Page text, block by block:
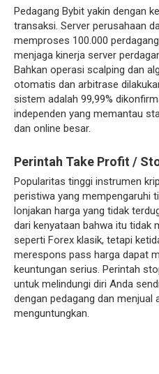
Pedagang Bybit yakin dengan
transaksi. Server perusahaan
memproses 100.000
menjaga kinerja server
Bahkan operasi scalping dan
otomatis dan arbitrase
sistem adalah 99,99%
independen yang memantau
dan online besar.
Perintah Take Profit /
Popularitas tinggi instrumen
peristiwa yang mempengaruhi
lonjakan harga yang tidak
dari kenyataan bahwa itu tidak
seperti Forex klasik, tetapi
merespons pass harga dapat
keuntungan serius. Perintah
untuk melindungi diri Anda
dengan pedagang dan menjual
menguntungkan.